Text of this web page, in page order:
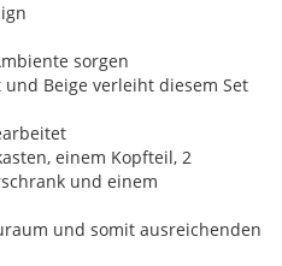
sorgen
Beige verleiht diesem Set
einem Kopfteil, 2
und einem
und somit ausreichenden